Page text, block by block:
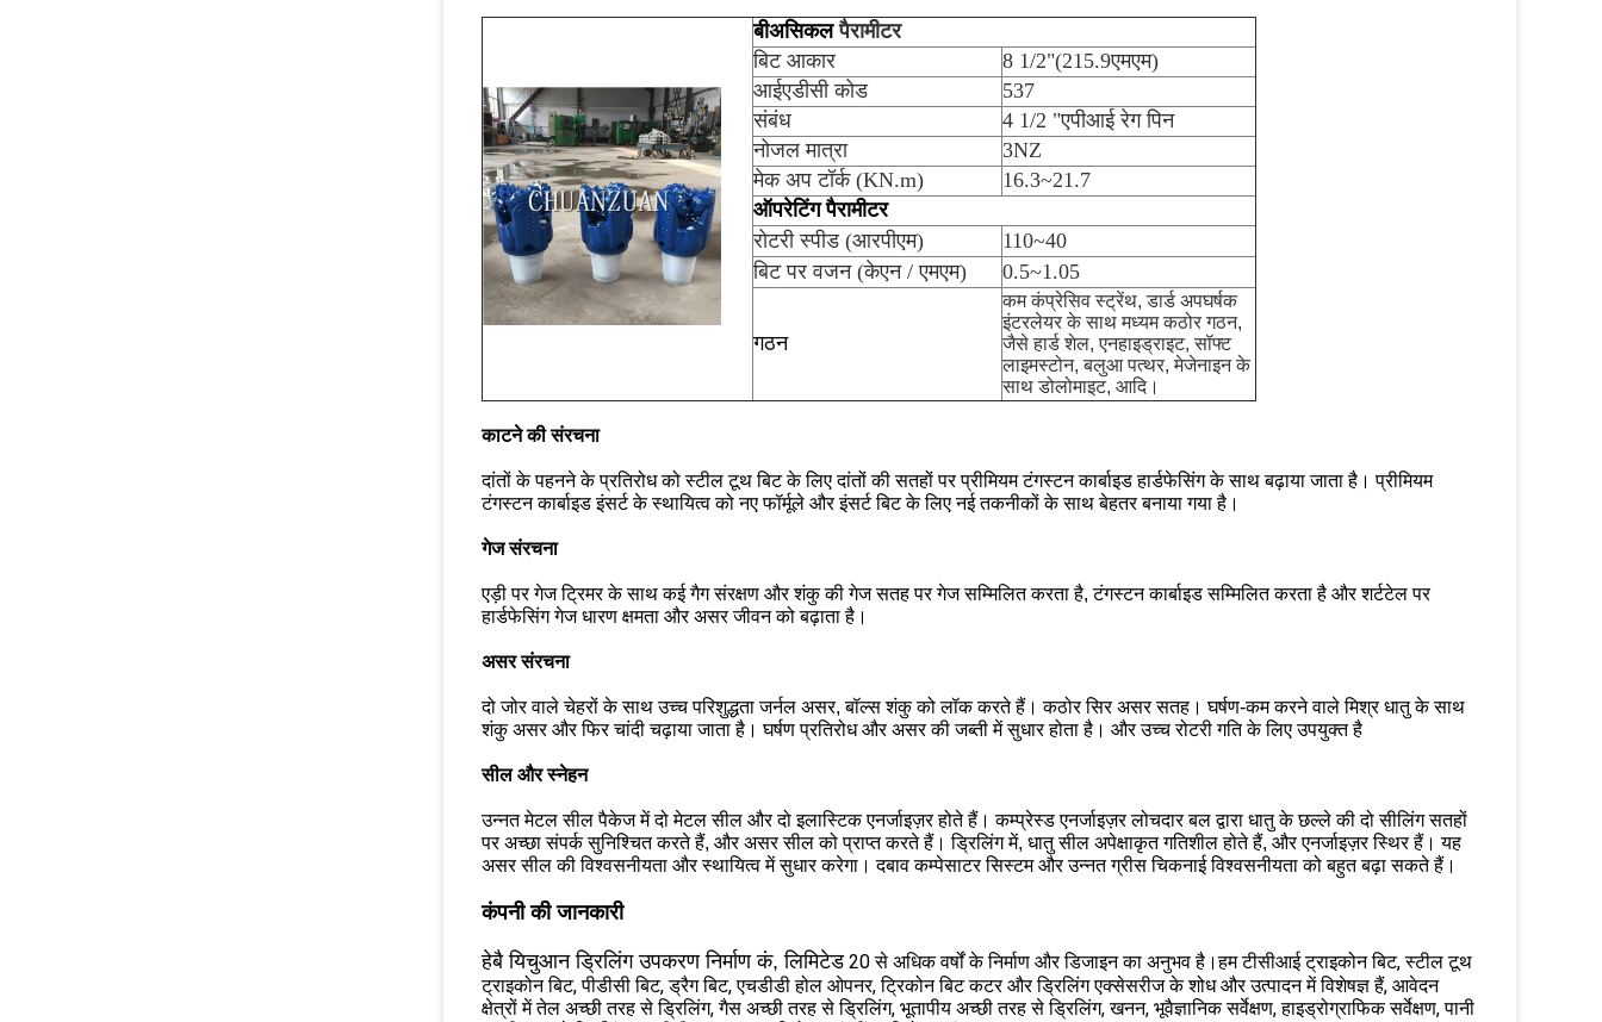
बीअसिकलपैरामीटर
बिट आकार
8 1/2"(215.9एमएम)
आईएडीसी कोड
537
संबंध
4 1/2 "एपीआई रेग पिन
नोजल मात्रा
3NZ
मेक अप टॉर्क (KN.m)
16.3~21.7
ऑपरेटिंग पैरामीटर
रोटरी स्पीड (आरपीएम)
110~40
बिट पर वजन (केएन / एमएम)
0.5~1.05
गठन
कम कंप्रेसिव स्ट्रेंथ, डार्ड अपघर्षक
इंटरलेयर के साथ मध्यम कठोर गठन,
जैसे हार्ड शेल, एनहाइड्राइट, सॉफ्ट
लाइमस्टोन, बलुआ पत्थर, मेजेनाइन के
साथ डोलोमाइट, आदि।
काटने की संरचना
दांतों के पहनने के प्रतिरोध को स्टील टूथ बिट के लिए दांतों की सतहों पर प्रीमियम टंगस्टन कार्बाइड हार्डफेसिंग के साथ बढ़ाया जाता है। प्रीमियम
टंगस्टन कार्बाइड इंसर्ट के स्थायित्व को नए फॉर्मूले और इंसर्ट बिट के लिए नई तकनीकों के साथ बेहतर बनाया गया है।
गेज संरचना
एड़ी पर गेज ट्रिमर के साथ कई गैग संरक्षण और शंकु की गेज सतह पर गेज सम्मिलित करता है, टंगस्टन कार्बाइड सम्मिलित करता है और शर्टटेल पर
हार्डफेसिंग गेज धारण क्षमता और असर जीवन को बढ़ाता है।
असर संरचना
दो जोर वाले चेहरों के साथ उच्च परिशुद्धता जर्नल असर, बॉल्स शंकु को लॉक करते हैं। कठोर सिर असर सतह। घर्षण-कम करने वाले मिश्र धातु के साथ
शंकु असर और फिर चांदी चढ़ाया जाता है। घर्षण प्रतिरोध और असर की जब्ती में सुधार होता है। और उच्च रोटरी गति के लिए उपयुक्त है
सील और स्नेहन
उन्नत मेटल सील पैकेज में दो मेटल सील और दो इलास्टिक एनर्जाइज़र होते हैं। कम्प्रेस्ड एनर्जाइज़र लोचदार बल द्वारा धातु के छल्ले की दो सीलिंग सतहों
पर अच्छा संपर्क सुनिश्चित करते हैं, और असर सील को प्राप्त करते हैं। ड्रिलिंग में, धातु सील अपेक्षाकृत गतिशील होते हैं, और एनर्जाइज़र स्थिर हैं। यह
असर सील की विश्वसनीयता और स्थायित्व में सुधार करेगा। दबाव कम्पेसाटर सिस्टम और उन्नत ग्रीस चिकनाई विश्वसनीयता को बहुत बढ़ा सकते हैं।
कंपनी की जानकारी
हेबै यिचुआन ड्रिलिंग उपकरण निर्माण कं, लिमिटेड 20 से अधिक वर्षों के निर्माण और डिजाइन का अनुभव है।हम टीसीआई ट्राइकोन बिट, स्टील टूथ
ट्राइकोन बिट, पीडीसी बिट, ड्रैग बिट, एचडीडी होल ओपनर, ट्रिकोन बिट कटर और ड्रिलिंग एक्सेसरीज के शोध और उत्पादन में विशेषज्ञ हैं, आवेदन
क्षेत्रों में तेल अच्छी तरह से ड्रिलिंग, गैस अच्छी तरह से ड्रिलिंग, भूतापीय अच्छी तरह से ड्रिलिंग, खनन, भूवैज्ञानिक सर्वेक्षण, हाइड्रोग्राफिक सर्वेक्षण, पानी